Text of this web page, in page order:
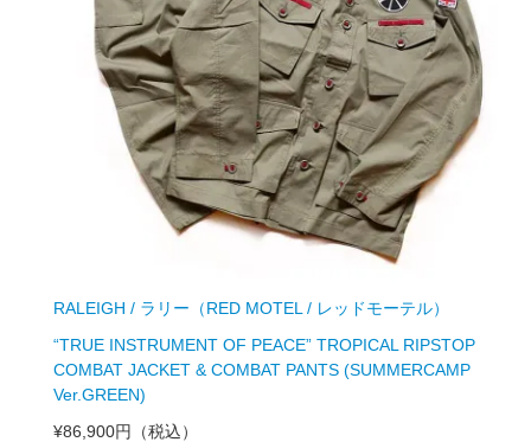
RALEIGH / ラリー（RED MOTEL / レッドモーテル）
“TRUE INSTRUMENT OF PEACE” TROPICAL RIPSTOP
COMBAT JACKET & COMBAT PANTS (SUMMERCAMP
Ver.GREEN)
¥86,900円 （税込）